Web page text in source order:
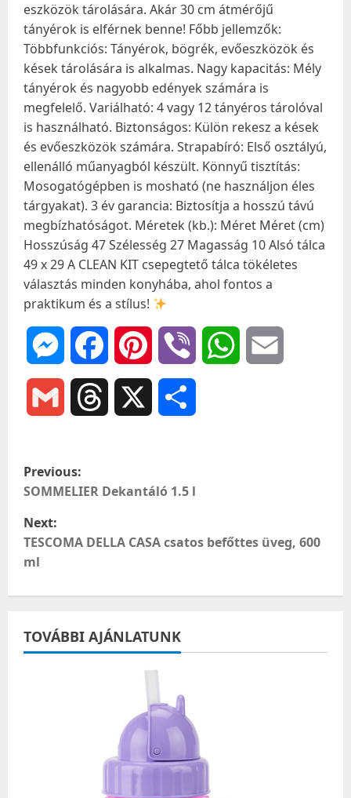
eszközök tárolására. Akár 30 cm átmérőjű
tányérok is elférnek benne! Főbb jellemzők:
Többfunkciós: Tányérok, bögrék, evőeszközök és
kések tárolására is alkalmas. Nagy kapacitás: Mély
tányérok és nagyobb edények számára is
megfelelő. Variálható: 4 vagy 12 tányéros tárolóval
is használható. Biztonságos: Külön rekesz a kések
és evőeszközök számára. Strapabíró: Első osztályú,
ellenálló műanyagból készült. Könnyű tisztítás:
Mosogatógépben is mosható (ne használjon éles
tárgyakat). 3 év garancia: Biztosítja a hosszú távú
megbízhatóságot. Méretek (kb.): Méret Méret (cm)
Hosszúság 47 Szélesség 27 Magasság 10 Alsó tálca
49 x 29 A CLEAN KIT csepegtető tálca tökéletes
választás minden konyhába, ahol fontos a
praktikum és a stílus!
MessengerFacebookPinterest Viber WhatsApp
Gmail Threads
P
o
s
t
n
a
v
Previous:
SOMMELIER Dekantáló 1.5 l
Next:
TESCOMA DELLA CASA csatos befőttes üveg, 600
ml
TOVÁBBI AJÁNLATUNK